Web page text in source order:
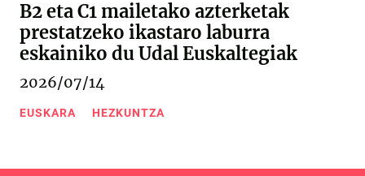
B2 eta C1 mailetako azterketak
prestatzeko ikastaro laburra
eskainiko du Udal Euskaltegiak
2026/07/14
EUSKARA HEZKUNTZA